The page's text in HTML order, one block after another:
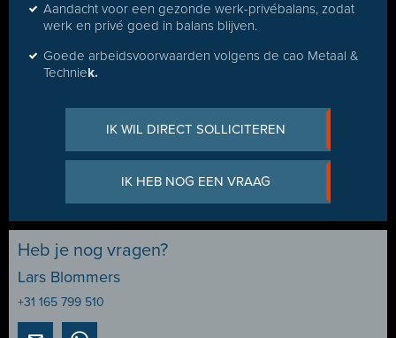
Aandacht voor een gezonde werk-privébalans, zodat
werk en privé goed in balans blijven.
Goede arbeidsvoorwaarden volgens de cao Metaal &
Techniek.
IK WIL DIRECT SOLLICITEREN
IK HEB NOG EEN VRAAG
Heb je nog vragen?
Lars Blommers
+31 165 799 510